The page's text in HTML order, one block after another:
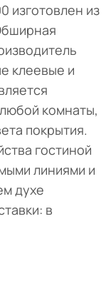
изготовлен из
клеевые и
комнаты,
покрытия.
гостиной
линиями и
духе
в